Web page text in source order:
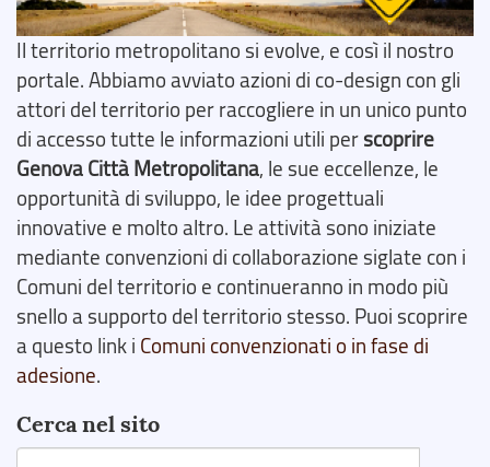
Il territorio metropolitano si evolve, e così il nostro
portale. Abbiamo avviato azioni di co-design con gli
attori del territorio per raccogliere in un unico punto
di accesso tutte le informazioni utili perscoprire
Genova Città Metropolitana, le sue eccellenze, le
opportunità di sviluppo, le idee progettuali
innovative e molto altro. Le attività sono iniziate
mediante convenzioni di collaborazione siglate con i
Comuni del territorio e continueranno in modo più
snello a supporto del territorio stesso. Puoi scoprire
a questo link i Comuni convenzionati o in fase di
adesione.
Cerca nel sito